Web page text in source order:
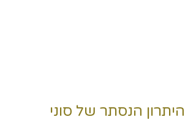
היתרון הנסתר של סוני